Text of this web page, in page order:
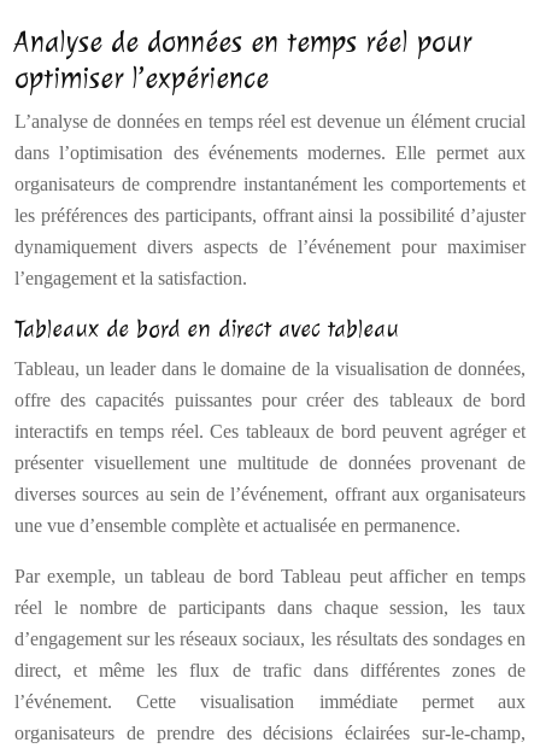
Analyse de données en temps réel pour
optimiser l’expérience
L’analyse de données en temps réel est devenue un élément crucial
dans l’optimisation des événements modernes. Elle permet aux
organisateurs de comprendre instantanément les comportements et
les préférences des participants, offrant ainsi la possibilité d’ajuster
dynamiquement divers aspects de l’événement pour maximiser
l’engagement et la satisfaction.
Tableaux de bord en direct avec tableau
Tableau, un leader dans le domaine de la visualisation de données,
offre des capacités puissantes pour créer des tableaux de bord
interactifs en temps réel. Ces tableaux de bord peuvent agréger et
présenter visuellement une multitude de données provenant de
diverses sources au sein de l’événement, offrant aux organisateurs
une vue d’ensemble complète et actualisée en permanence.
Par exemple, un tableau de bord Tableau peut afficher en temps
réel le nombre de participants dans chaque session, les taux
d’engagement sur les réseaux sociaux, les résultats des sondages en
direct, et même les flux de trafic dans différentes zones de
l’événement. Cette visualisation immédiate permet aux
organisateurs de prendre des décisions éclairées sur-le-champ,